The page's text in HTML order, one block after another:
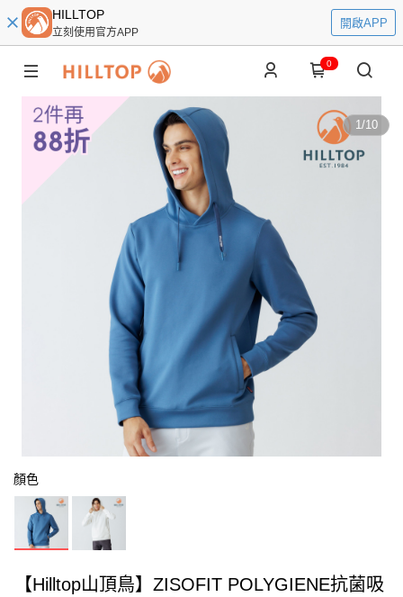
HILLTOP
立刻使用官方APP
開啟APP
0
1/10
顏色
【Hilltop山頂鳥】ZISOFIT POLYGIENE抗菌吸